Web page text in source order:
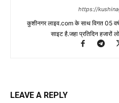
https://
कुशीनगर लाइव.com के साथ विगत 05
साइट है.जहा प्रतिदिन हजारों
LEAVE A REPLY